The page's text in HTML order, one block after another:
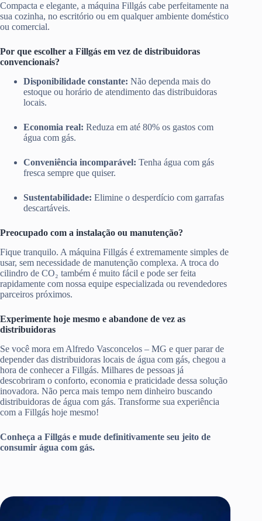
Compacta e elegante, a máquina Fillgás cabe perfeitamente na
sua cozinha, no escritório ou em qualquer ambiente doméstico
ou comercial.
Por que escolher a Fillgás em vez de distribuidoras
convencionais?
Disponibilidade constante: Não dependa mais do
estoque ou horário de atendimento das distribuidoras
locais.
Economia real: Reduza em até 80% os gastos com
água com gás.
Conveniência incomparável: Tenha água com gás
fresca sempre que quiser.
Sustentabilidade: Elimine o desperdício com garrafas
descartáveis.
Preocupado com a instalação ou manutenção?
Fique tranquilo. A máquina Fillgás é extremamente simples de
usar, sem necessidade de manutenção complexa. A troca do
cilindro de CO₂ também é muito fácil e pode ser feita
rapidamente com nossa equipe especializada ou revendedores
parceiros próximos.
Experimente hoje mesmo e abandone de vez as
distribuidoras
Se você mora em Alfredo Vasconcelos – MG e quer parar de
depender das distribuidoras locais de água com gás, chegou a
hora de conhecer a Fillgás. Milhares de pessoas já
descobriram o conforto, economia e praticidade dessa solução
inovadora. Não perca mais tempo nem dinheiro buscando
distribuidoras de água com gás. Transforme sua experiência
com a Fillgás hoje mesmo!
Conheça a Fillgás e mude definitivamente seu jeito de
consumir água com gás.